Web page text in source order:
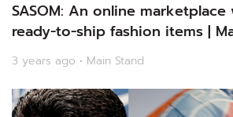
SASOM: An online
ready-to-ship fashion items |
3 years ago • Main Stand